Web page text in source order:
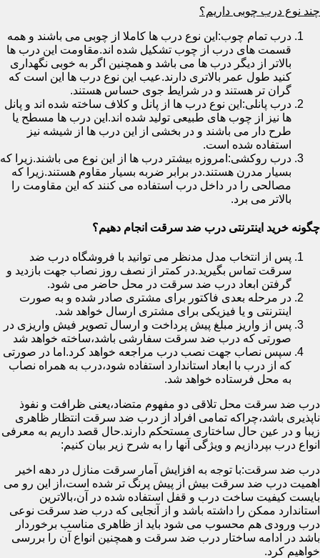
چند نوع درب چوبی داریم؟
درب تمام چوب:این نوع درب ها کاملا از چوبی می باشند و همه
قسمت های درب از چوب تشکیل شده اند.مقاومت این درب ها
بالاتر از دیگر درب ها می باشد و همچنین اگر به خوبی نگهداری
کنید طول عمر بالاتری دارند.عیب این نوع درب ها این است که
گران تر هستند و در شرایط جوی حساس هستند.
درب پانلی:این نوع درب ها از پانل و کلاف ساخته شده اند و پانل
ها نیز از چوب های طبیعی تولید شده اند.این درب ها مسطح یا
طرح دار می باشند و در بخشی از این درب ها از شیشه نیز
استفاده شده است.
درب روکشی:امروزه بیشتر درب ها از این نوع می باشند.زیرا که
بسیار مدرن هستند.در برابر ضربه بسیار مقاوم هستند.زیرا که
مصالحی را در داخل درب استفاده می کنند که این مقاومت را
بالاتر می برد.
چگونه خرید اینترنتی درب ضد سرقت انجام دهیم؟
پس از انتخاب مدل مدنظر می توانید با فروشگاه درب ضد
سرقت تماس بگیرید.در کمتر از نصف روز نصاب جهت بازدید و
گرفتن ابعاد درب ضد سرقت در محل حاضر می شود.
در مرحله بعدی فاکتور برای مشتری صادر شده و به صورت
اینترنتی و یا فیزیکی برای مشتری ارسال خواهد شد.
پس از واریز مبلغ پیش پرداخت و ارسال تصویر فیش واریزی در
صورتی که درب ضد سرقت سفارشی باشد،ساخته خواهد شد
سپس نصاب جهت نصب درب مراجعه خواهد کرد.اما در صورتی
که از درب با ابعاد استاندارد استفاده شود،درب به همراه نصاب
به محل فرستاده خواهد شد.
درب ضد سرقت محل تلاقی دو مفهوم متضاد،یعنی ظرافت و نفوذ
ناپذیری باشد،چراکه تمامی افراد از درب ضد سرقت انتظار ظاهری
زیبا و در عین حال ساختاری مستحکم دارند.حال قصد داریم به معرفی
انواع درب بپردازیم و ویژگی آنها را به شرح زیر بیان کنیم:
درب ضد سرقت:با توجه به افزایش آمار سرقت منازل در دهه اخیر
اهمیت درب ضد سرقت بیش از پیش پرنگ تر شده است،از این رو می
بایست کیفیت ساخت درب و قفل استفاده شده در آن،بالاترین
استاندارد ممکن را داشته باشد و از آنجایی که درب ضد سرقت نوعی
درب ورودی هم محسوب می شود باید از ظاهری مناسب برخوردار
باشد در ادامه ساختار درب ضد سرقت و همچنین انواع آن را بررسی
خواهیم کرد.